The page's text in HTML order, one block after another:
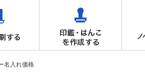
名入れ価格